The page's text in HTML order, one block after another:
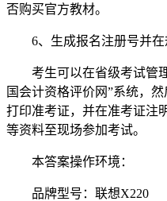
否购买官方教材。
6、生成报名注册号并在
考生可以在省级考试管理
国会计资格评价网”系统，
打印准考证，并在准考证注
等资料至现场参加考试。
本答案操作环境：
品牌型号：联想X220